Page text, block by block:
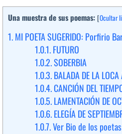
Una muestra de sus poemas: [Ocultar
1.MI POETA SUGERIDO: Porfirio
1.0.1.FUTURO
1.0.2.SOBERBIA
1.0.3.BALADA DE LA LOCA
1.0.4.CANCIÓN DEL
1.0.5.LAMENTACIÓN DE
1.0.6.ELEGÍA DE
1.0.7.Ver Bio de los